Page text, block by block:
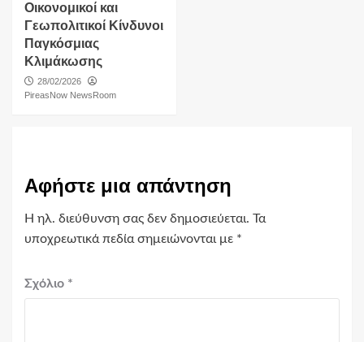
Οικονομικοί και
Γεωπολιτικοί Κίνδυνοι
Παγκόσμιας
Κλιμάκωσης
28/02/2026
PireasNow NewsRoom
Αφήστε μια απάντηση
Η ηλ. διεύθυνση σας δεν δημοσιεύεται. Τα
υποχρεωτικά πεδία σημειώνονται με *
Σχόλιο *